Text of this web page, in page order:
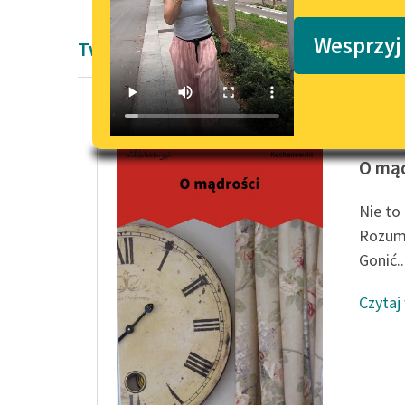
Twórczość Jan Kochanowski
O
Nie to
Czytaj